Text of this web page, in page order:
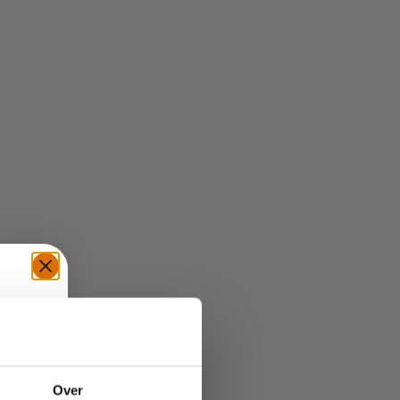
Over